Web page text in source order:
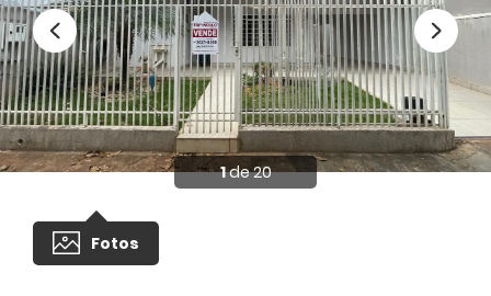
1de 20
Fotos